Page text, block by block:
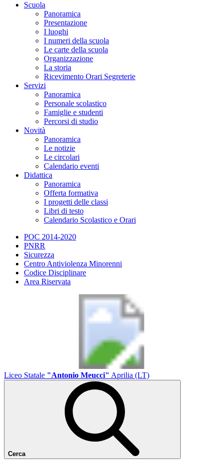
Scuola
Panoramica
Presentazione
I luoghi
I numeri della scuola
Le carte della scuola
Organizzazione
La storia
Ricevimento Orari Segreterie
Servizi
Panoramica
Personale scolastico
Famiglie e studenti
Percorsi di studio
Novità
Panoramica
Le notizie
Le circolari
Calendario eventi
Didattica
Panoramica
Offerta formativa
I progetti delle classi
Libri di testo
Calendario Scolastico e Orari
POC 2014-2020
PNRR
Sicurezza
Centro Antiviolenza Minorenni
Codice Disciplinare
Area Riservata
Liceo Statale "Antonio Meucci" Aprilia (LT)
Cerca